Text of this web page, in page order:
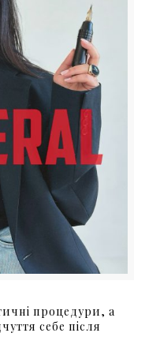
процедури, а
себе після